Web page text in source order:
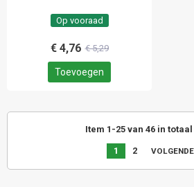
Op vooraad
€ 4,76 € 5,29
Toevoegen
Item 1-25 van 46 in
1 2 VOLGENDE